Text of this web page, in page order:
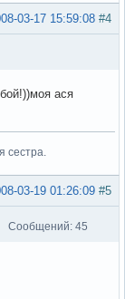
#4
03-17 15:59:08
ася
сестра.
#5
03-19 01:26:09
Сообщений: 45